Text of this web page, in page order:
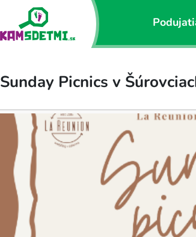
Sunday Picnics v